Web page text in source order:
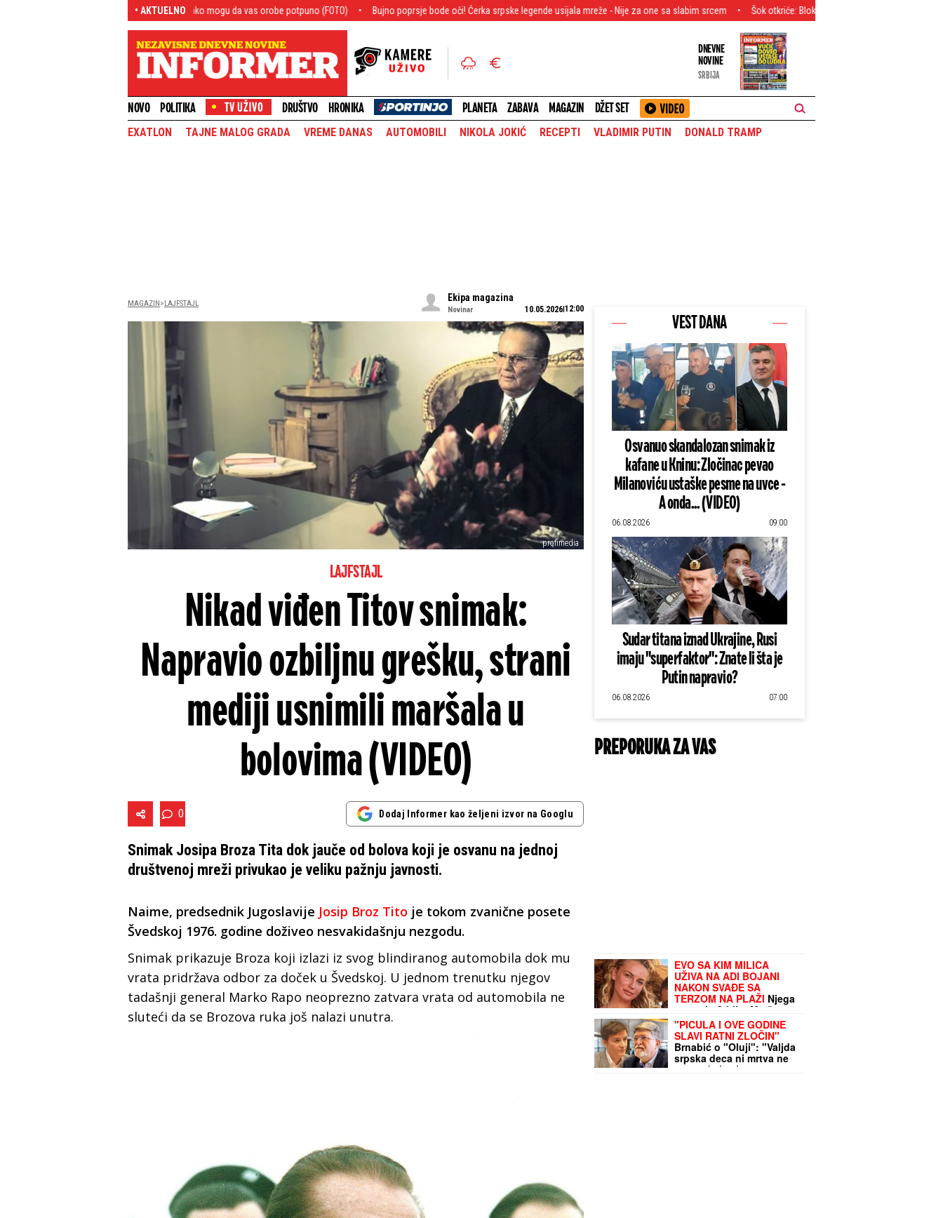
• AKTUELNO
pažnju na ove znake - Ovako mogu da vas orobe potpuno (FOTO) Bujno poprsje bode oči! Ćerka srpske legende usijala mreže - Nije za one sa slabim srcem Šok otkriće: Blokaderka sa liste na društvenim mrežama otvoreno
DNEVNE
NOVINE
SRBIJA
NOVO POLITIKA DRUŠTVO HRONIKA PLANETA ZABAVA MAGAZIN DŽET SET
EXATLON TAJNE MALOG GRADA VREME DANAS AUTOMOBILI NIKOLA JOKIĆ RECEPTI VLADIMIR PUTIN DONALD TRAMP
MAGAZIN LAJFSTAJL
Ekipa magazina
Novinar 10.05.2026 12:00
profimedia
LAJFSTAJL
Nikad viđen Titov snimak:
Napravio ozbiljnu grešku, strani
mediji usnimili maršala u
bolovima (VIDEO)
0 Dodaj Informer kao željeni izvor na Googlu
Snimak Josipa Broza Tita dok jauče od bolova koji je osvanu na jednoj
društvenoj mreži privukao je veliku pažnju javnosti.
Naime, predsednik Jugoslavije Josip Broz Tito je tokom zvanične posete
Švedskoj 1976. godine doživeo nesvakidašnju nezgodu.
Snimak prikazuje Broza koji izlazi iz svog blindiranog automobila dok mu
vrata pridržava odbor za doček u Švedskoj. U jednom trenutku njegov
tadašnji general Marko Rapo neoprezno zatvara vrata od automobila ne
sluteći da se Brozova ruka još nalazi unutra.
VEST DANA
Osvanuo skandalozan snimak iz
kafane u Kninu: Zločinac pevao
Milanoviću ustaške pesme na uvce -
A onda... (VIDEO)
06.08.2026 09:00
Sudar titana iznad Ukrajine, Rusi
imaju "superfaktor": Znate li šta je
Putin napravio?
06.08.2026 07:00
PREPORUKA ZA VAS
EVO SA KIM MILICA
UŽIVA NA ADI BOJANI
NAKON SVAĐE SA
TERZOM NA PLAŽI Njega
zna cela Srbija: Mreže
gore od komentara,
osvanula fotografija
"PICULA I OVE GODINE
SLAVI RATNI ZLOČIN"
Brnabić o "Oluji": "Valjda
srpska deca ni mrtva ne
mogu da imaju status